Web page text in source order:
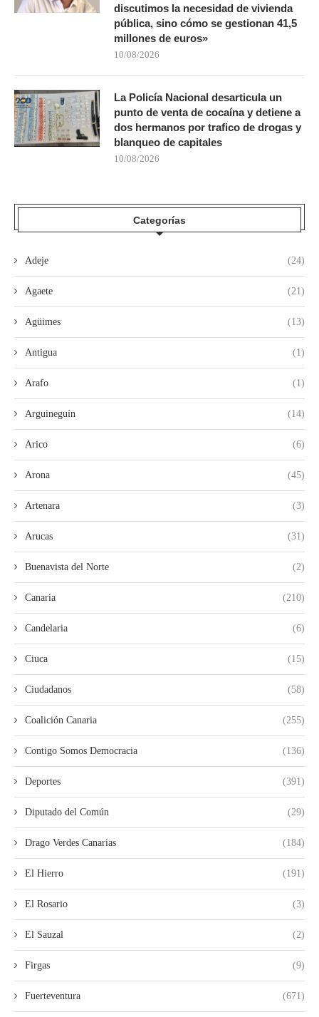
discutimos la necesidad de vivienda
pública, sino cómo se gestionan 41,5
millones de euros»
10/08/2026
La Policía Nacional desarticula un
punto de venta de cocaína y detiene a
dos hermanos por trafico de drogas y
blanqueo de capitales
10/08/2026
Categorías
Adeje (24)
Agaete (21)
Agüimes (13)
Antigua (1)
Arafo (1)
Arguineguín (14)
Arico (6)
Arona (45)
Artenara (3)
Arucas (31)
Buenavista del Norte (2)
Canaria (210)
Candelaria (6)
Ciuca (15)
Ciudadanos (58)
Coalición Canaria (255)
Contigo Somos Democracia (136)
Deportes (391)
Diputado del Común (29)
Drago Verdes Canarias (184)
El Hierro (191)
El Rosario (3)
El Sauzal (2)
Firgas (9)
Fuerteventura (671)